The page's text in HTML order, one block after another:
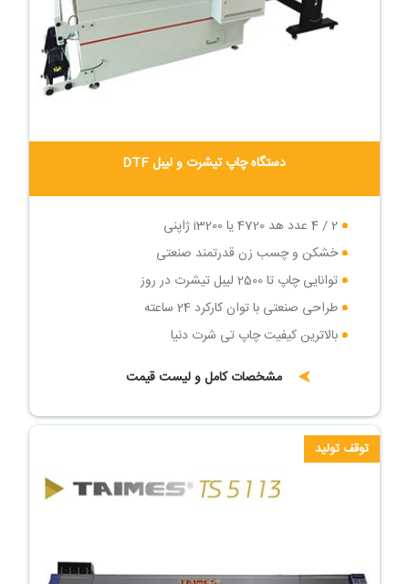
دستگاه چاپ تیشرت و لیبل DTF
2 / 4 عدد هد 4720 یا i3200 ژاپنی
خشکن و چسب زن قدرتمند صنعتی
توانایی چاپ تا 2500 لیبل تیشرت در روز
طراحی صنعتی با توان کارکرد 24 ساعته
بالاترین کیفیت چاپ تی شرت دنیا
مشخصات کامل و لیست قیمت
توقف تولید